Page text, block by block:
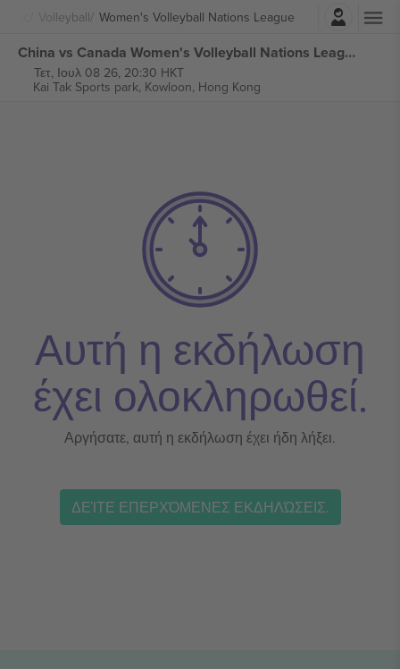
Volleyball Women's Volleyball Nations League
Σύνδεση
China vs Canada Women's Volleyball Nations League εισιτήρια
Τετ, Ιουλ 08 26, 20:30 HKT
Kai Tak Sports park, Kowloon, Hong Kong
Αυτή η εκδήλωση
έχει ολοκληρωθεί.
Αργήσατε, αυτή η εκδήλωση έχει ήδη λήξει.
ΔΕΊΤΕ ΕΠΕΡΧΌΜΕΝΕΣ ΕΚΔΗΛΏΣΕΙΣ.